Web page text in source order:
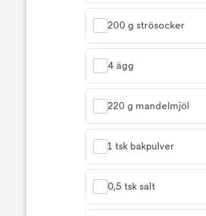
200 g strösocker
4 ägg
220 g mandelmjöl
1 tsk bakpulver
0,5 tsk salt